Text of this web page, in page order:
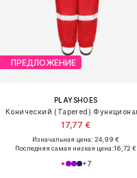
ПРЕДЛОЖЕНИЕ
PLAYSHOES
17,77 €
Изначальная цена: 24,99 €
Последняя самая низкая цена:16,72 €
+7